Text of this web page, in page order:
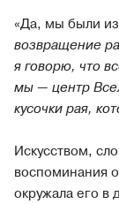
«Да, мы были
возвращение
я говорю, что
мы — центр
кусочки рая,
Искусством,
воспоминания
окружала его в